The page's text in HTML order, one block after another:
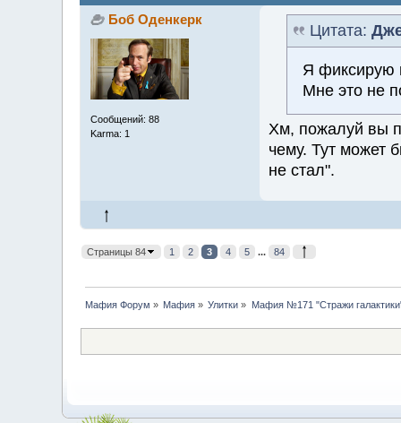
Боб Оденкерк
Сообщений: 88
Karma: 1
Цитата:
Я фиксирую
Мне это не
Хм, пожалуй вы
чему. Тут может
не стал".
Страницы 84 1 2 3 4 5 ... 84
Мафия Форум » Мафия » Улитки » Мафия №171 "Стражи